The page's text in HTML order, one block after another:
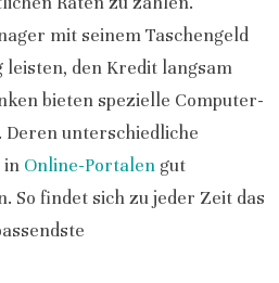
mit seinem Taschengeld
den Kredit langsam
bieten spezielle Computer-
unterschiedliche
in Online-Portalengut
So findet sich zu jeder Zeit das